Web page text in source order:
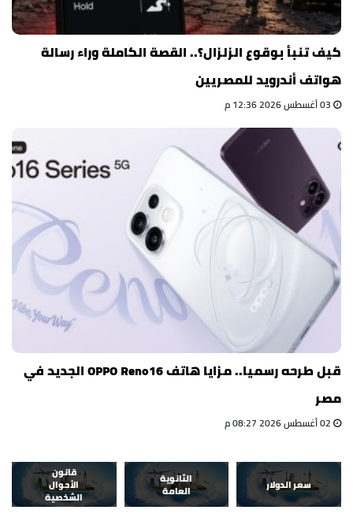
كيف تنبأ بوقوع الزلزال؟.. القصة الكاملة وراء رسالة
هواتف أندرويد للمصريين
قبل طرحه رسميا.. مزايا هاتف OPPO Reno16 الجديد في
مصر
سعر الدولار
الثانوية
العامة
قانون
الأحوال
الشخصية